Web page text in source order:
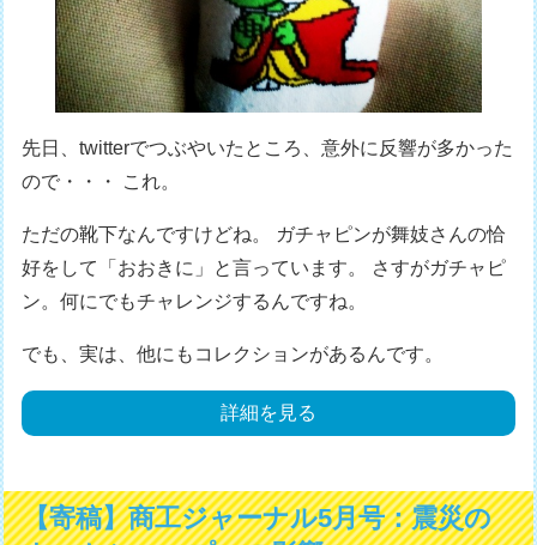
先日、twitterでつぶやいたところ、意外に反響が多かった
ので・・・ これ。
ただの靴下なんですけどね。 ガチャピンが舞妓さんの恰
好をして「おおきに」と言っています。 さすがガチャピ
ン。何にでもチャレンジするんですね。
でも、実は、他にもコレクションがあるんです。
詳細を見る
【寄稿】商工ジャーナル5月号：震災の